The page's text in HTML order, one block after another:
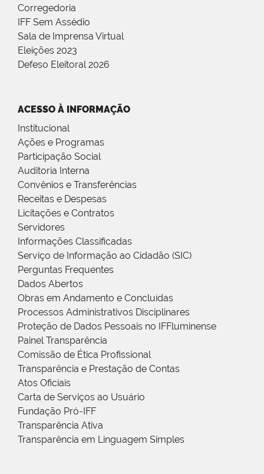
Corregedoria
IFF Sem Assédio
Sala de Imprensa Virtual
Eleições 2023
Defeso Eleitoral 2026
ACESSO À INFORMAÇÃO
Institucional
Ações e Programas
Participação Social
Auditoria Interna
Convênios e Transferências
Receitas e Despesas
Licitações e Contratos
Servidores
Informações Classificadas
Serviço de Informação ao Cidadão (SIC)
Perguntas Frequentes
Dados Abertos
Obras em Andamento e Concluídas
Processos Administrativos Disciplinares
Proteção de Dados Pessoais no IFFluminense
Painel Transparência
Comissão de Ética Profissional
Transparência e Prestação de Contas
Atos Oficiais
Carta de Serviços ao Usuário
Fundação Pró-IFF
Transparência Ativa
Transparência em Linguagem Simples